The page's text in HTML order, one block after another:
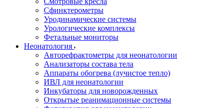
Сфинктерометры
Уродинамические системы
Урологические комплексы
Фетальные мониторы
Неонатология
Авторефрактометры для неонатологии
Анализаторы состава тела
Аппараты обогрева (лучистое тепло)
ИВЛ для неонатологии
Инкубаторы для новорожденных
Открытые реанимационные системы